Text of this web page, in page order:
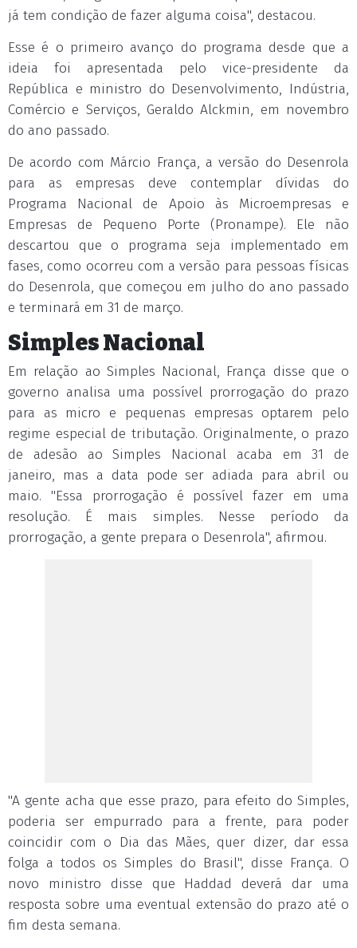
já tem condição de fazer alguma coisa", destacou.
Esse é o primeiro avanço do programa desde que a
ideia foi apresentada pelo vice-presidente da
República e ministro do Desenvolvimento, Indústria,
Comércio e Serviços, Geraldo Alckmin, em novembro
do ano passado.
De acordo com Márcio França, a versão do Desenrola
para as empresas deve contemplar dívidas do
Programa Nacional de Apoio às Microempresas e
Empresas de Pequeno Porte (Pronampe). Ele não
descartou que o programa seja implementado em
fases, como ocorreu com a versão para pessoas físicas
do Desenrola, que começou em julho do ano passado
e terminará em 31 de março.
Simples Nacional
Em relação ao Simples Nacional, França disse que o
governo analisa uma possível prorrogação do prazo
para as micro e pequenas empresas optarem pelo
regime especial de tributação. Originalmente, o prazo
de adesão ao Simples Nacional acaba em 31 de
janeiro, mas a data pode ser adiada para abril ou
maio. "Essa prorrogação é possível fazer em uma
resolução. É mais simples. Nesse período da
prorrogação, a gente prepara o Desenrola", afirmou.
"A gente acha que esse prazo, para efeito do Simples,
poderia ser empurrado para a frente, para poder
coincidir com o Dia das Mães, quer dizer, dar essa
folga a todos os Simples do Brasil", disse França. O
novo ministro disse que Haddad deverá dar uma
resposta sobre uma eventual extensão do prazo até o
fim desta semana.